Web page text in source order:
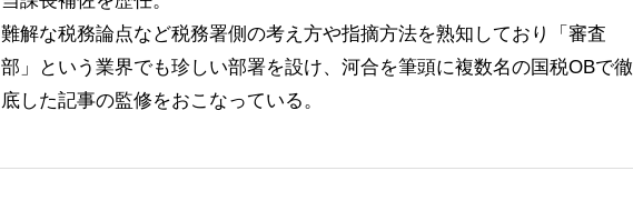
難解な税務論点など税務署側の考え方や指摘方法を熟知しており「審査
部」という業界でも珍しい部署を設け、河合を筆頭に複数名の国税OBで徹
底した記事の監修をおこなっている。